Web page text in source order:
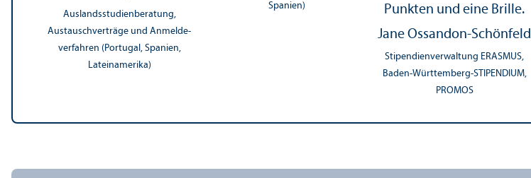
Auslands­studien­beratung,
Austauschverträge und Anmelde­
verfahren (Portugal, Spanien,
Lateinamerika)
Spanien)
Jane Ossandon-Schönfeld
Stipendienverwaltung ERASMUS,
Baden-Württemberg-STIPENDIUM,
PROMOS